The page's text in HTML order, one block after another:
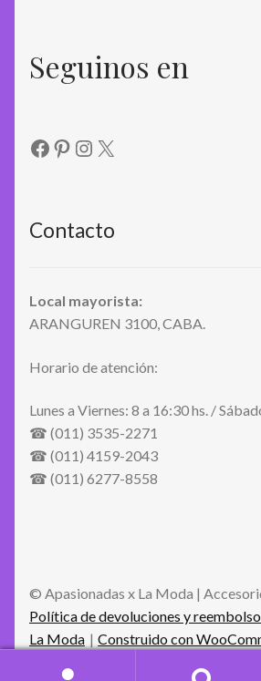
Seguinos en
Facebook
Pinterest
Instagram
X
Contacto
Local mayorista:
ARANGUREN 3100, CABA.
Horario de atención:
Lunes a Viernes: 8 a 16:30 hs. /
☎ (011) 3535-2271
☎ (011) 4159-2043
☎ (011) 6277-8558
© Apasionadas x La Moda |
Política de devoluciones y
La Moda
Construido con